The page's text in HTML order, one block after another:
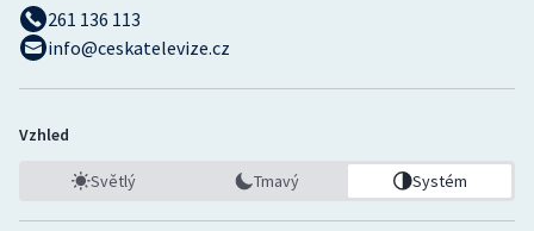
261 136 113
info@ceskatelevize.cz
Vzhled
Světlý Tmavý Systém